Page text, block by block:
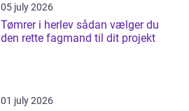
05 july 2026
Tømrer i herlev sådan vælger du
den rette fagmand til dit projekt
01 july 2026